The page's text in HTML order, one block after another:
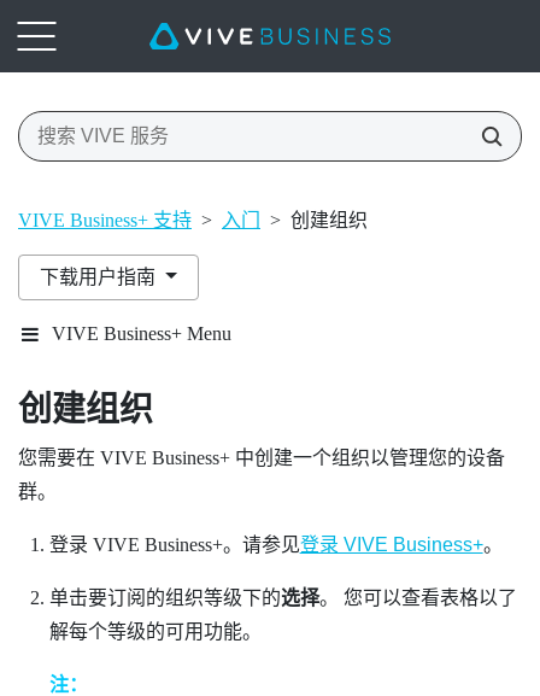
VIVE Business+ 支持 > 入门 > 创建组织
下载用户指南
VIVE Business+ Menu
创建组织
您需要在 VIVE Business+ 中创建一个组织以管理您的设备
群。
登录 VIVE Business+。请参见登录 VIVE Business+。
单击要订阅的组织等级下的选择。
您可以查看表格以了
解每个等级的可用功能。
注：